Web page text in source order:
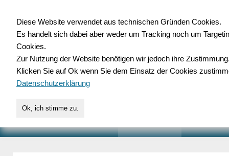
für Handwerk,
Diese Website verwendet aus technischen Gründen Cookies.
Es handelt sich dabei aber weder um Tracking noch um
Cookies.
Zur Nutzung der Website benötigen wir jedoch ihre
Klicken Sie auf Ok wenn Sie dem Einsatz der Cookies
Datenschutzerklärung
Ok, ich stimme zu.